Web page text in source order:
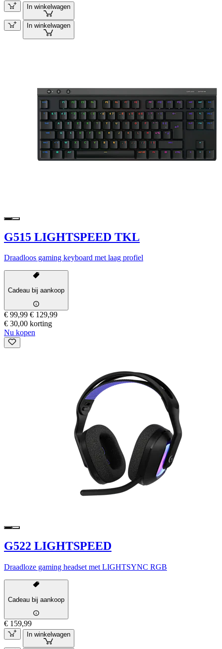
In winkelwagen
In winkelwagen
G515 LIGHTSPEED TKL
Draadloos gaming keyboard met laag profiel
Cadeau bij aankoop
€ 99,99 € 129,99
€ 30,00 korting
Nu kopen
G522 LIGHTSPEED
Draadloze gaming headset met LIGHTSYNC RGB
Cadeau bij aankoop
€ 159,99
In winkelwagen